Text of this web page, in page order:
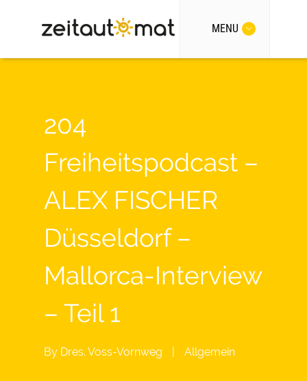
MENU
204
Freiheitspodcast –
ALEX FISCHER
Düsseldorf –
Mallorca-Interview
– Teil 1
By Dres. Voss-Vornweg Allgemein